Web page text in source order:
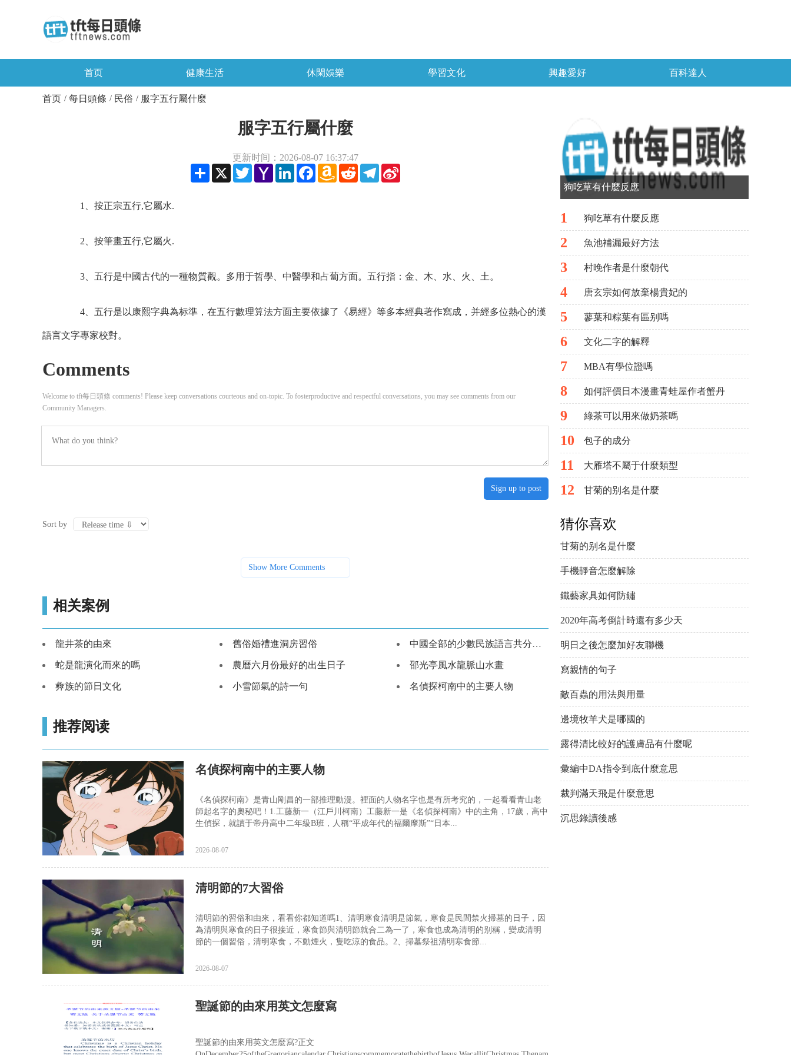
首页 健康生活 休閑娛樂 學習文化 興趣愛好 百科達人
首页 / 每日頭條 / 民俗 / 服字五行屬什麼
服字五行屬什麼
更新时间：2026-08-07 16:37:47
Share X TwitterYahoo
Mail
LinkedInFacebookAmazon
Wish
Reddit Telegram
1、按正宗五行,它屬水.
2、按筆畫五行,它屬火.
3、五行是中國古代的一種物質觀。多用于哲學、中醫學和占蔔方面。五行指：金、木、水、火、土。
4、五行是以康熙字典為标準，在五行數理算法方面主要依據了《易經》等多本經典著作寫成，并經多位熱心的漢
語言文字專家校對。
Comments
Welcome to tft每日頭條 comments! Please keep conversations courteous and on-topic. To fosterproductive and respectful conversations, you may see comments from our
Community Managers.
Sign up to post
Sort by
Show More Comments
相关案例
龍井茶的由來 舊俗婚禮進洞房習俗 中國全部的少數民族語言共分幾個語系
蛇是龍演化而來的嗎 農曆六月份最好的出生日子 邵光亭風水龍脈山水畫
彜族的節日文化 小雪節氣的詩一句 名偵探柯南中的主要人物
推荐阅读
名偵探柯南中的主要人物
《名偵探柯南》是青山剛昌的一部推理動漫。裡面的人物名字也是有所考究的，一起看看青山老
師起名字的奧秘吧！1.工藤新一（江戶川柯南）工藤新一是《名偵探柯南》中的主角，17歲，高中
生偵探，就讀于帝丹高中二年級B班，人稱“平成年代的福爾摩斯”“日本...
2026-08-07
清明節的7大習俗
清明節的習俗和由來，看看你都知道嗎1、清明寒食清明是節氣，寒食是民間禁火掃墓的日子，因
為清明與寒食的日子很接近，寒食節與清明節就合二為一了，寒食也成為清明的别稱，變成清明
節的一個習俗，清明寒食，不動煙火，隻吃涼的食品。2、掃墓祭祖清明寒食節...
2026-08-07
聖誕節的由來用英文怎麼寫
聖誕節的由來用英文怎麼寫?正文
狗吃草有什麼反應
1 狗吃草有什麼反應
2 魚池補漏最好方法
3 村晚作者是什麼朝代
4 唐玄宗如何放棄楊貴妃的
5 蓼葉和粽葉有區别嗎
6 文化二字的解釋
7 MBA有學位證嗎
8 如何評價日本漫畫青蛙屋作者蟹丹
9 綠茶可以用來做奶茶嗎
10 包子的成分
11 大雁塔不屬于什麼類型
12 甘菊的别名是什麼
猜你喜欢
甘菊的别名是什麼
手機靜音怎麼解除
鐵藝家具如何防鏽
2020年高考倒計時還有多少天
明日之後怎麼加好友聯機
寫親情的句子
敵百蟲的用法與用量
邊境牧羊犬是哪國的
露得清比較好的護膚品有什麼呢
彙編中DA指令到底什麼意思
裁判滿天飛是什麼意思
沉思錄讀後感